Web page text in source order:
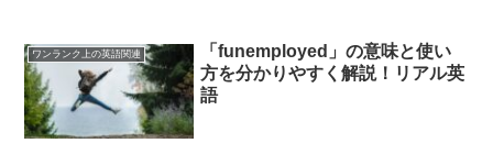
ワンランク上の英語関連
「funemployed」の意味と使い
方を分かりやすく解説！リアル英
語